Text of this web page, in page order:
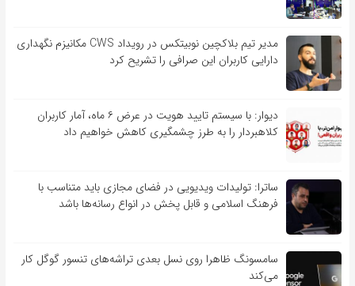
مدیر تیم بلاکچین نوبیتکس در رویداد CWS مکانیزم نگهداری
دارایی کاربران این صرافی را تشریح کرد
دیوار: با سیستم تایید هویت در عرض ۶ ماه، آمار کاربران
کلاهبردار را به طرز چشمگیری کاهش خواهیم داد
ساترا: تولیدات ویدیویی در فضای مجازی باید متناسب با
فرهنگ اسلامی و قابل پخش در انواع رسانه‌ها باشد
سامسونگ ظاهرا روی نسل بعدی تراشه‌های تنسور گوگل کار
می‌کند